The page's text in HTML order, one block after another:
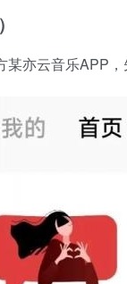
某亦云音乐APP，